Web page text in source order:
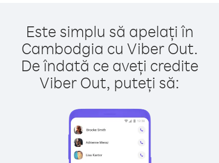
Este simplu să apelați în
Cambodgia cu Viber Out.
De îndată ce aveți credite
Viber Out, puteți să: